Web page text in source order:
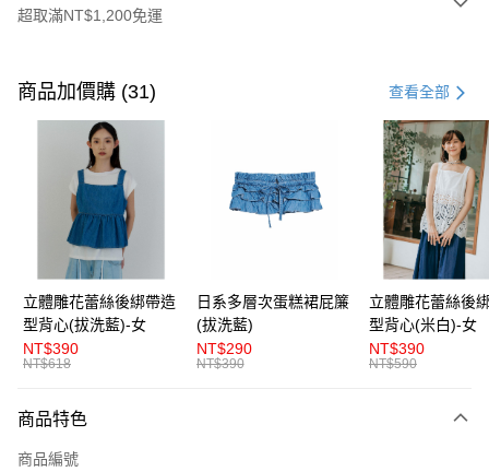
超取滿NT$1,200免運
信用卡一次付款
超商取貨付款
LINE Pay
Apple Pay
街口支付
悠遊付
AFTEE先享後付
相關說明
便利好安心！
２．便利：只要手機號碼，簡訊認證，即可結帳。
運送方式
商品加價購 (31) 查看全部
立體雕花蕾絲後綁帶造
型背心(拔洗藍)-女
NT$390
NT$618
日系多層次蛋糕裙屁簾
(拔洗藍)
NT$290
NT$390
立體雕花蕾絲後
型背心(米白)-女
NT$390
NT$590
商品特色
商品編號